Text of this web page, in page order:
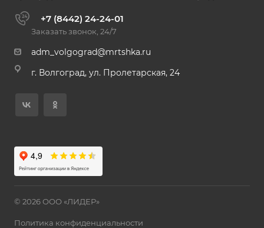
+7 (8442) 24-24-01
Заказать звонок, 24/7
adm_volgograd@mrtshka.ru
г. Волгоград, ул. Пролетарская, 24
© 2026 ООО «ЛИДЕР»
Политика конфиденциальности